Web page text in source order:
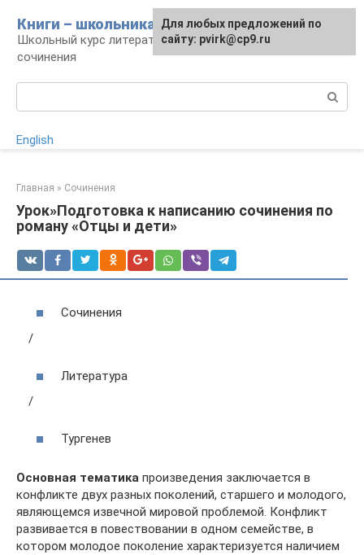
контенту
Книги – школьникам
Школьный курс литературы: уроки и
сочинения
English
Главная » Сочинения
Урок»Подготовка к написанию сочинения по
роману «Отцы и дети»
Сочинения
/
Литература
/
Тургенев
Основная тематика произведения заключается в
конфликте двух разных поколений, старшего и молодого,
являющемся извечной мировой проблемой. Конфликт
развивается в повествовании в одном семействе, в
котором молодое поколение характеризуется наличием
Для любых предложений по
сайту: pvirk@cp9.ru